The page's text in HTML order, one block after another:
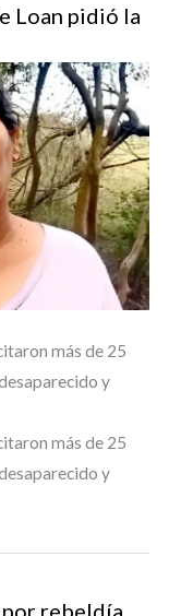
Loan pidió la
más de 25
y
más de 25
y
rebeldía